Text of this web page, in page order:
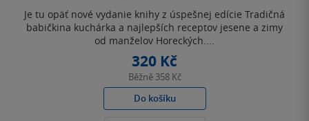
Je tu opäť nové vydanie knihy z úspešnej edície Tradičná
babičkina kuchárka a najlepších receptov jesene a zimy
od manželov Horeckých....
320 Kč
Běžně 358 Kč
Do košíku